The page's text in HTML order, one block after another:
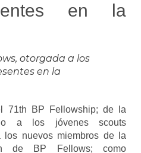
en la
otorgada a los
en la
71th BP Fellowship; de la
a los jóvenes scouts
los nuevos miembros de la
de BP
Fellows; como